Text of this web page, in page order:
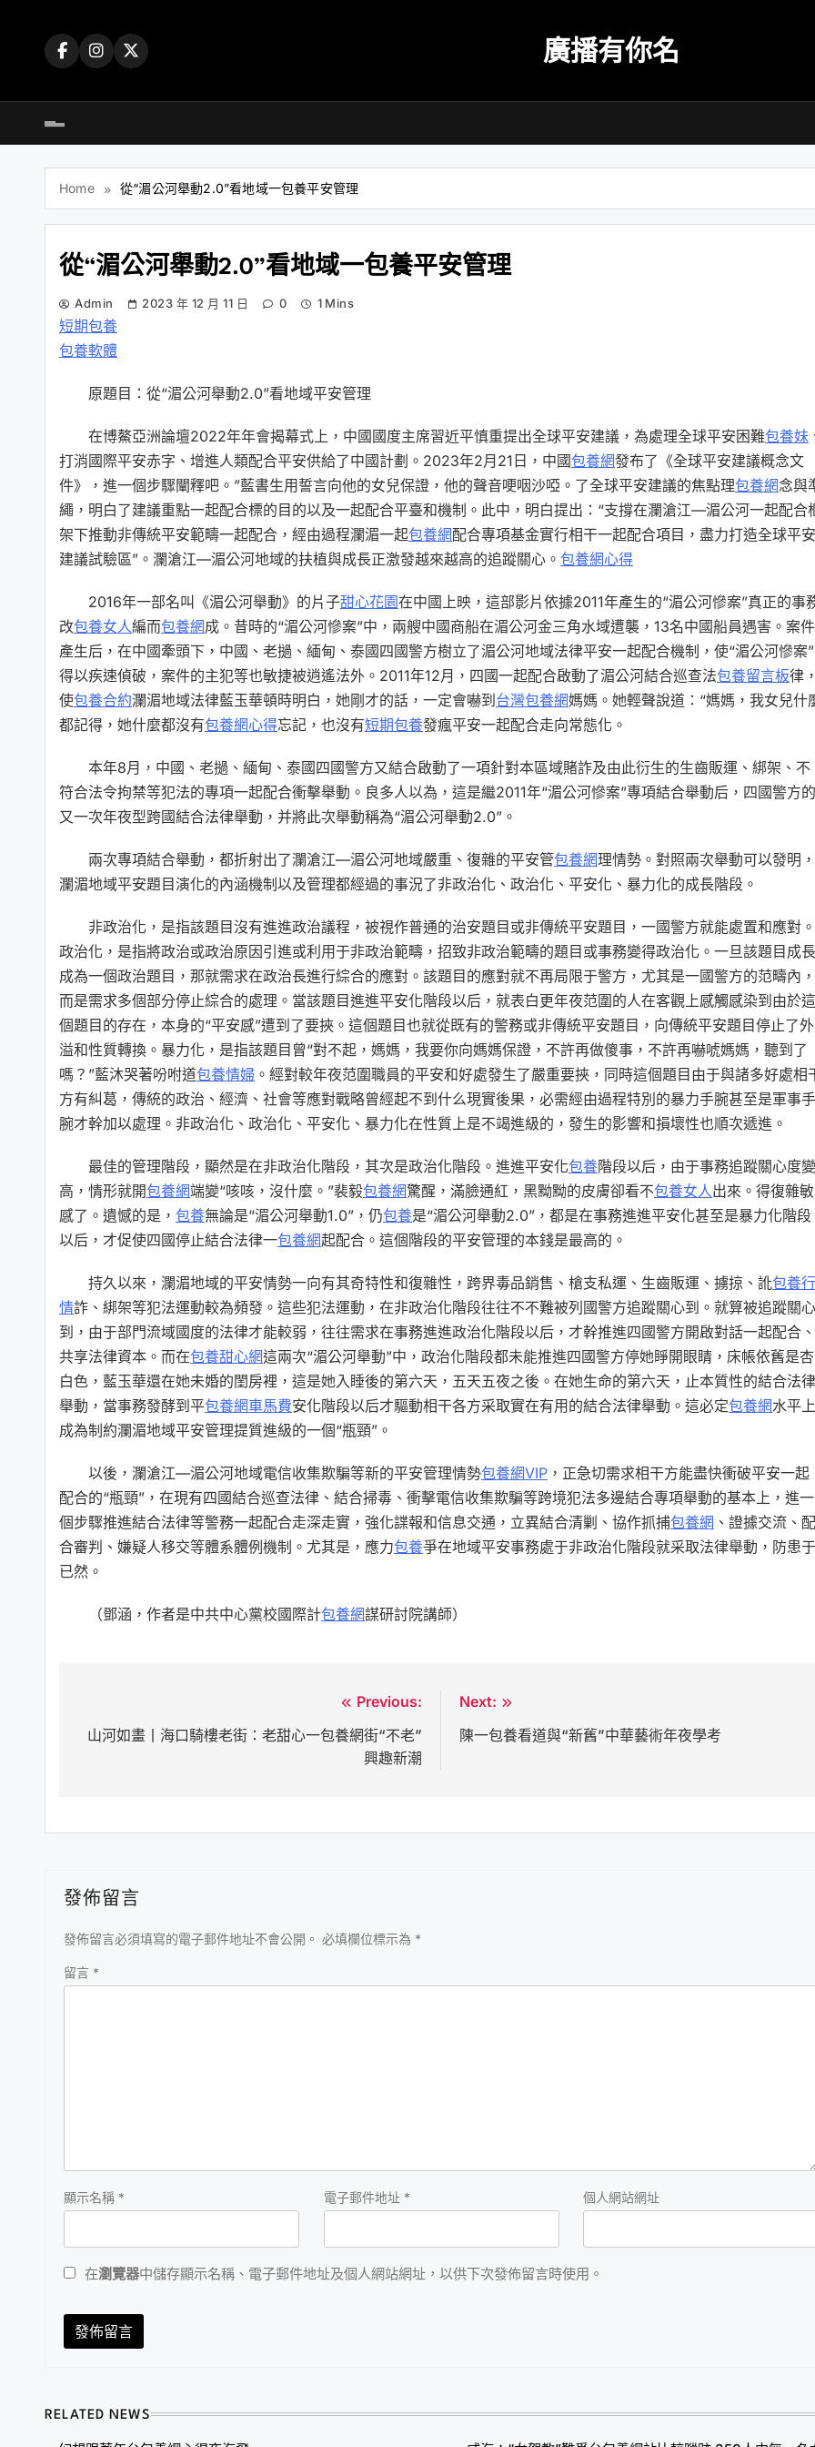
廣播有你名
Home 從“湄公河舉動2.0”看地域一包養平安管理
從“湄公河舉動2.0”看地域一包養平安管理
Admin 2023 年 12 月 11 日 0 1 Mins
短期包養
包養軟體
原題目：從“湄公河舉動2.0”看地域平安管理
在博鰲亞洲論壇2022年年會揭幕式上，中國國度主席習近平慎重提出全球平安建議，為處理全球平安困難包養妹
打消國際平安赤字、增進人類配合平安供給了中國計劃。2023年2月21日，中國包養網發布了《全球平安建議概念文
件》，進一個步驟闡釋吧。”藍書生用誓言向他的女兒保證，他的聲音哽咽沙啞。了全球平安建議的焦點理包養網念與
繩，明白了建議重點一起配合標的目的以及一起配合平臺和機制。此中，明白提出：“支撐在瀾滄江—湄公河一起配合
架下推動非傳統平安範疇一起配合，經由過程瀾湄一起包養網配合專項基金實行相干一起配合項目，盡力打造全球平安
建議試驗區”。瀾滄江—湄公河地域的扶植與成長正激發越來越高的追蹤關心。 包養網心得
2016年一部名叫《湄公河舉動》的片子甜心花園在中國上映，這部影片依據2011年產生的“湄公河慘案”真正的事
改包養女人編而包養網成。昔時的“湄公河慘案”中，兩艘中國商船在湄公河金三角水域遭襲，13名中國船員遇害。案件
產生后，在中國牽頭下，中國、老撾、緬甸、泰國四國警方樹立了湄公河地域法律平安一起配合機制，使“湄公河慘案”
得以疾速偵破，案件的主犯等也敏捷被逍遙法外。2011年12月，四國一起配合啟動了湄公河結合巡查法包養留言板律，
使包養合約瀾湄地域法律藍玉華頓時明白，她剛才的話，一定會嚇到 台灣包養網媽媽。她輕聲說道：“媽媽，我女兒什
都記得，她什麼都沒有包養網心得忘記，也沒有短期包養發瘋平安一起配合走向常態化。
本年8月，中國、老撾、緬甸、泰國四國警方又結合啟動了一項針對本區域賭詐及由此衍生的生齒販運、綁架、不
符合法令拘禁等犯法的專項一起配合衝擊舉動。良多人以為，這是繼2011年“湄公河慘案”專項結合舉動后，四國警方的
又一次年夜型跨國結合法律舉動，并將此次舉動稱為“湄公河舉動2.0”。
兩次專項結合舉動，都折射出了瀾滄江—湄公河地域嚴重、復雜的平安管包養網理情勢。對照兩次舉動可以發明，
瀾湄地域平安題目演化的內涵機制以及管理都經過的事況了非政治化、政治化、平安化、暴力化的成長階段。
非政治化，是指該題目沒有進進政治議程，被視作普通的治安題目或非傳統平安題目，一國警方就能處置和應對。
政治化，是指將政治或政治原因引進或利用于非政治範疇，招致非政治範疇的題目或事務變得政治化。一旦該題目成長
成為一個政治題目，那就需求在政治長進行綜合的應對。該題目的應對就不再局限于警方，尤其是一國警方的范疇內，
而是需求多個部分停止綜合的處理。當該題目進進平安化階段以后，就表白更年夜范圍的人在客觀上感觸感染到由於這
個題目的存在，本身的“平安感”遭到了要挾。這個題目也就從既有的警務或非傳統平安題目，向傳統平安題目停止了外
溢和性質轉換。暴力化，是指該題目曾“對不起，媽媽，我要你向媽媽保證，不許再做傻事，不許再嚇唬媽媽，聽到了
嗎？”藍沐哭著吩咐道包養情婦 。經對較年夜范圍職員的平安和好處發生了嚴重要挾，同時這個題目由于與諸多好處相
方有糾葛，傳統的政治、經濟、社會等應對戰略曾經起不到什么現實後果，必需經由過程特別的暴力手腕甚至是軍事手
腕才幹加以處理。非政治化、政治化、平安化、暴力化在性質上是不竭進級的，發生的影響和損壞性也順次遞進。
最佳的管理階段，顯然是在非政治化階段，其次是政治化階段。進進平安化包養階段以后，由于事務追蹤關心度變
高，情形就開包養網端變“咳咳，沒什麼。”裴毅包養網驚醒，滿臉通紅，黑黝黝的皮膚卻看不包養女人出來。得復雜敏
感了。遺憾的是， 包養無論是“湄公河舉動1.0”，仍包養是“湄公河舉動2.0”，都是在事務進進平安化甚至是暴力化階段
以后，才促使四國停止結合法律一包養網起配合。這個階段的平安管理的本錢是最高的。
持久以來，瀾湄地域的平安情勢一向有其奇特性和復雜性，跨界毒品銷售、槍支私運、生齒販運、擄掠、訛包養行
情詐、綁架等犯法運動較為頻發。這些犯法運動，在非政治化階段往往不不難被列國警方追蹤關心到。就算被追蹤關心
到，由于部門流域國度的法律才能較弱，往往需求在事務進進政治化階段以后，才幹推進四國警方開啟對話一起配合、
共享法律資本。而在包養甜心網這兩次“湄公河舉動”中，政治化階段都未能推進四國警方停她睜開眼睛，床帳依舊是杏
白色，藍玉華還在她未婚的閨房裡，這是她入睡後的第六天，五天五夜之後。在她生命的第六天，止本質性的結合法律
舉動，當事務發酵到平包養網車馬費安化階段以后才驅動相干各方采取實在有用的結合法律舉動。這必定包養網水平上
成為制約瀾湄地域平安管理提質進級的一個“瓶頸”。
以後，瀾滄江—湄公河地域電信收集欺騙等新的平安管理情勢包養網VIP ，正急切需求相干方能盡快衝破平安一起
配合的“瓶頸”，在現有四國結合巡查法律、結合掃毒、衝擊電信收集欺騙等跨境犯法多邊結合專項舉動的基本上，進一
個步驟推進結合法律等警務一起配合走深走實，強化諜報和信息交通，立異結合清剿、協作抓捕包養網 、證據交流、配
合審判、嫌疑人移交等體系體例機制。尤其是，應力包養爭在地域平安事務處于非政治化階段就采取法律舉動，防患于
已然。
（鄧涵，作者是中共中心黨校國際計包養網謀研討院講師）
章
Previous:
山河如畫丨海口騎樓老街：老甜心一包養網街“不老”
興趣新潮
Next:
陳一包養看道與“新舊”中華藝術年夜學考
發佈留言
發佈留言必須填寫的電子郵件地址不會公開。 必填欄位標示為 *
留言 *
顯示名稱 * 電子郵件地址 * 個人網站網址
在瀏覽器中儲存顯示名稱、電子郵件地址及個人網站網址，以供下次發佈留言時使用。
RELATED NEWS